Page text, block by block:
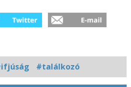
#találkozó